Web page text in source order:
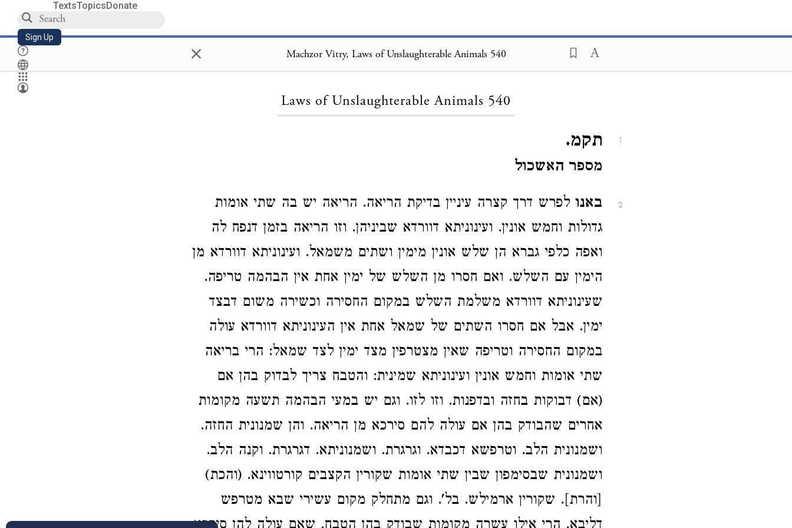
TextsTopicsDonate
Sign Up × Machzor Vitry, Laws of Unslaughterable Animals 540
Laws of Unslaughterable Animals 540
1 תקמ.
מספר האשכול
2 באנו לפרש דרך קצרה עיניין בדיקת הריאה. הריאה יש בה שתי אומות
גדולות וחמש אונין. ועינוניתא דוורדא שביניהן. וזו הריאה בזמן דנפח לה
ואפה כלפי גברא הן שלש אונין מימין ושתים משמאל. ועינוניתא דוורדא מן
הימין עם השלש. ואם חסרו מן השלש של ימין אחת אין הבהמה טריפה.
שעינוניתא דוורדא משלמת השלש במקום החסירה וכשירה משום דבצד
ימין. אבל אם חסרו השתים של שמאל אחת אין העינוניתא דוורדא עולה
במקום החסירה וטריפה שאין מצטרפין מצד ימין לצד שמאל: הרי בריאה
שתי אומות וחמש אונין ועינוניתא שמינית: והטבח צריך לבדוק בהן אם
(אם) דבוקות בחזה ובדפנות. וזו לזו. וגם יש במעי הבהמה תשעה מקומות
אחרים שהבודק בהן אם עולה להם סירכא מן הריאה. והן שמנונית החזה.
ושמנונית הלב. וטרפשא דכבדא. וגרגרת. ושמנוניתא. דגרגרת. וקנה הלב.
ושמנונית שבסימפון שבין שתי אומות שקורין הקצבים קורטווינא. (והכת)
[והרת]. שקורין ארמילש. בל'. וגם מתחלק מקום עשירי שבא מטרפש